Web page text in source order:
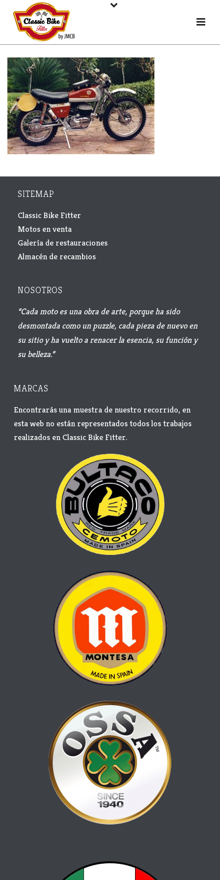
SITEMAP
Classic Bike Fitter
Motos en venta
Galería de restauraciones
Almacén de recambios
NOSOTROS
“Cada moto es una obra de arte, porque ha sido
desmontada como un puzzle, cada pieza de nuevo en
su sitio y ha vuelto a renacer la esencia, su función y
su belleza.”
MARCAS
Encontrarás una muestra de nuestro recorrido, en
esta web no están representados todos los trabajos
realizados en Classic Bike Fitter.